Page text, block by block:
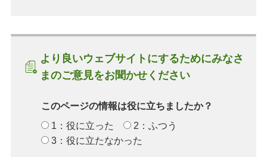
より良いウェブサイトにするためにみなさ
まのご意見をお聞かせください
このページの情報は役に立ちましたか？
1：役に立った
2：ふつう
3：役に立たなかった